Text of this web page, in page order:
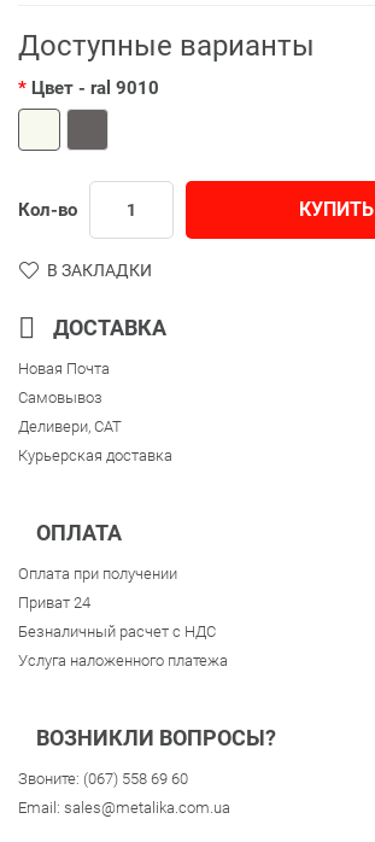
Доступные варианты
Цвет - ral 9010
Кол-во КУПИТЬ
В ЗАКЛАДКИ
ДОСТАВКА
Новая Почта
Самовывоз
Деливери, CAT
Курьерская доставка
ОПЛАТА
Оплата при получении
Приват 24
Безналичный расчет с НДС
Услуга наложенного платежа
ВОЗНИКЛИ ВОПРОСЫ?
Звоните: (067) 558 69 60
Email: sales@metalika.com.ua